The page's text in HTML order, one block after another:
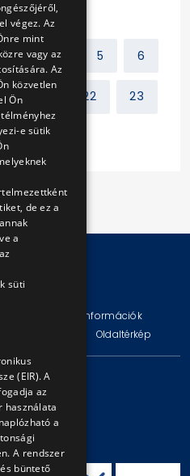
3 4 5 6
22 23
2026 BKV Zrt.
Technikai információk
Oldaltérkép
11.
15.
65-00
végez. Az
mint
vagy az
Az
közvetlen
Ön
e sütik
de ez a
a
süti
(EIR). A
az
használata
a
A rendszer
büntető